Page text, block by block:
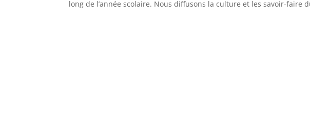
long de l’année scolaire. Nous diffusons la culture et les savoir-